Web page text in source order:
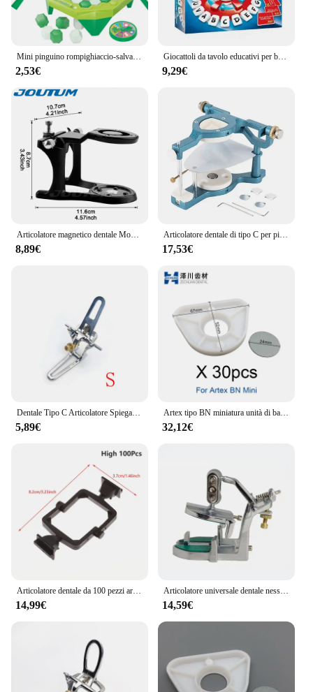
Mini pinguino rompighiaccio-salva Little Penguin Ice Game-interazione genitore-figlio giocattoli Desktop per bambini
2,53€
Giocattoli da tavolo educativi per bambini TAPPLE inglese spagnolo Gioco con alfabeto pazzo Gioco per famiglie giocattolo giradischi interattivo genitore-figlio
9,29€
Articolatore magnetico dentale Montaggio regolabile Modelli dentali pre-cast Strumenti per attrezzature da laboratorio per odontoiatria
8,89€
Articolatore dentale di tipo C per piantare una grande struttura magnetica per strumento tecnico di odontoiatria Forniture da laboratorio Prodotti per il dentista
17,53€
Dentale Tipo C Articolatore Spiegazione Grande Cornice Magnete Articolatore Semplice In Lega di Zinco SM Dentis Strumento Articolazione Universale
5,89€
Artex tipo BN miniatura unità di base articolatore denti modello scala accurata modello di gesso attrezzatura da laboratorio dentale
32,12€
Articolatore dentale da 100 pezzi articolatore monouso in plastica telaio a ganascia in Nylon nero collo alto articolatore a collo basso
14,99€
Articolatore universale dentale nessun cerotto necessario tecnico coreano Jaw Frame attrezzature da laboratorio forniture per strumenti di odontoiatria
14,59€